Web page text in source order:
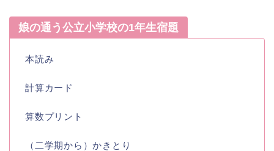
娘の通う公立小学校の1年生宿題
本読み
計算カード
算数プリント
（二学期から）かきとり